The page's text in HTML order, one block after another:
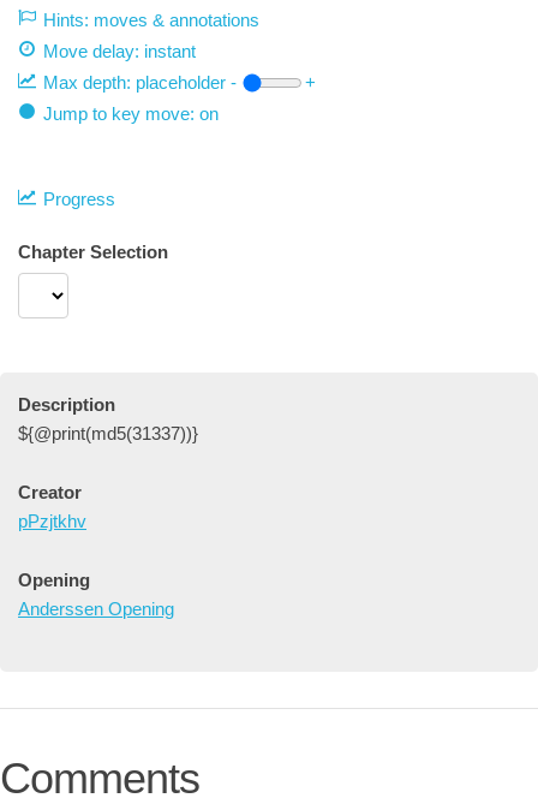
Hints: moves & annotations
Move delay: instant
Max depth: placeholder -
+
Jump to key move: on
Progress
Chapter Selection
Description
${@print(md5(31337))}
Creator
pPzjtkhv
Opening
Anderssen Opening
Comments